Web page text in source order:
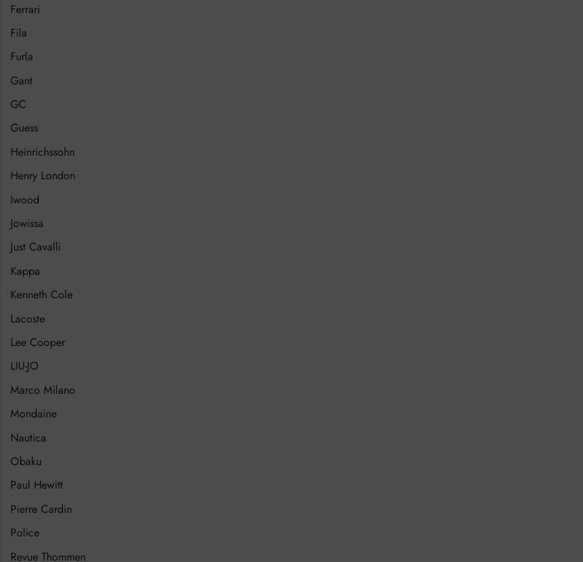
Ferrari
Fila
Furla
Gant
GC
Guess
Heinrichssohn
Henry London
Iwood
Jowissa
Just Cavalli
Kappa
Kenneth Cole
Lacoste
Lee Cooper
LIU-JO
Marco Milano
Mondaine
Nautica
Obaku
Paul Hewitt
Pierre Cardin
Police
Revue Thommen